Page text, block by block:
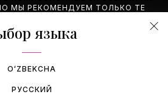
МЫ РЕКОМЕНДУЕМ ТОЛЬКО ТЕ
LLC. BCE ПРАВА ЗАЩИЩЕНЫ.
языка
OʻZBEKCHA
РУССКИЙ